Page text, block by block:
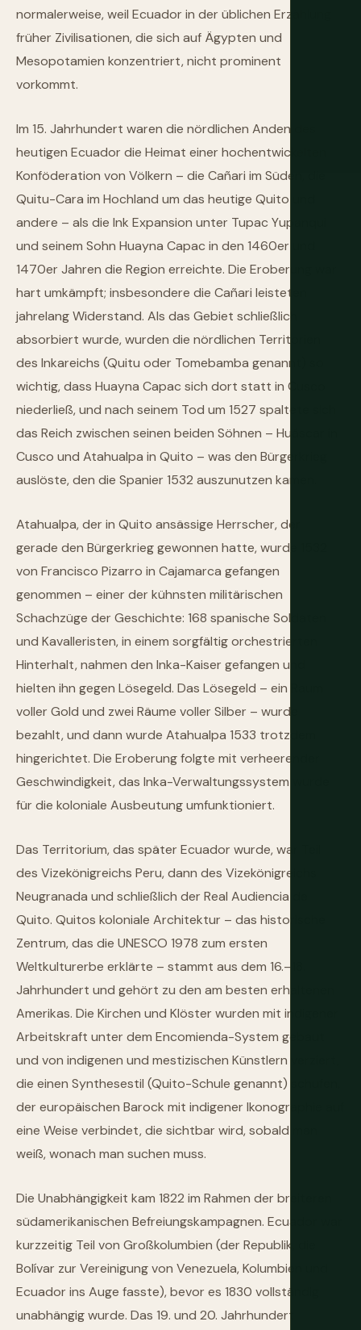
normalerweise, weil Ecuador in der üblichen Erzählung
früher Zivilisationen, die sich auf Ägypten und
Mesopotamien konzentriert, nicht prominent
vorkommt.
Im 15. Jahrhundert waren die nördlichen Anden des
heutigen Ecuador die Heimat einer hochentwickelten
Konföderation von Völkern – die Cañari im Süden, die
Quitu-Cara im Hochland um das heutige Quito und
andere – als die Ink Expansion unter Tupac Yupanqui
und seinem Sohn Huayna Capac in den 1460er und
1470er Jahren die Region erreichte. Die Eroberung war
hart umkämpft; insbesondere die Cañari leisteten
jahrelang Widerstand. Als das Gebiet schließlich
absorbiert wurde, wurden die nördlichen Territorien
des Inkareichs (Quitu oder Tomebamba genannt) so
wichtig, dass Huayna Capac sich dort statt in Cusco
niederließ, und nach seinem Tod um 1527 spaltete sich
das Reich zwischen seinen beiden Söhnen – Huáscar in
Cusco und Atahualpa in Quito – was den Bürgerkrieg
auslöste, den die Spanier 1532 auszunutzen kamen.
Atahualpa, der in Quito ansässige Herrscher, der
gerade den Bürgerkrieg gewonnen hatte, wurde 1532
von Francisco Pizarro in Cajamarca gefangen
genommen – einer der kühnsten militärischen
Schachzüge der Geschichte: 168 spanische Soldaten
und Kavalleristen, in einem sorgfältig orchestrierten
Hinterhalt, nahmen den Inka-Kaiser gefangen und
hielten ihn gegen Lösegeld. Das Lösegeld – ein Raum
voller Gold und zwei Räume voller Silber – wurde
bezahlt, und dann wurde Atahualpa 1533 trotzdem
hingerichtet. Die Eroberung folgte mit verheerender
Geschwindigkeit, das Inka-Verwaltungssystem wurde
für die koloniale Ausbeutung umfunktioniert.
Das Territorium, das später Ecuador wurde, war Teil
des Vizekönigreichs Peru, dann des Vizekönigreichs
Neugranada und schließlich der Real Audiencia de
Quito. Quitos koloniale Architektur – das historische
Zentrum, das die UNESCO 1978 zum ersten
Weltkulturerbe erklärte – stammt aus dem 16.–18.
Jahrhundert und gehört zu den am besten erhaltenen
Amerikas. Die Kirchen und Klöster wurden mit indigener
Arbeitskraft unter dem Encomienda-System gebaut
und von indigenen und mestizischen Künstlern verziert,
die einen Synthesestil (Quito-Schule genannt) schufen,
der europäischen Barock mit indigener Ikonographie auf
eine Weise verbindet, die sichtbar wird, sobald man
weiß, wonach man suchen muss.
Die Unabhängigkeit kam 1822 im Rahmen der breiteren
südamerikanischen Befreiungskampagnen. Ecuador war
kurzzeitig Teil von Großkolumbien (der Republik, die
Bolívar zur Vereinigung von Venezuela, Kolumbien und
Ecuador ins Auge fasste), bevor es 1830 vollständig
unabhängig wurde. Das 19. und 20. Jahrhundert